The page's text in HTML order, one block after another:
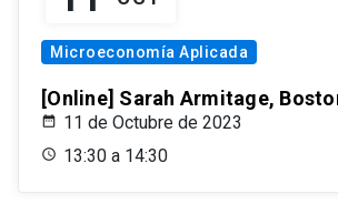
Microeconomía Aplicada
[Online] Sarah Armitage,
11 de Octubre de 2023
13:30 a 14:30